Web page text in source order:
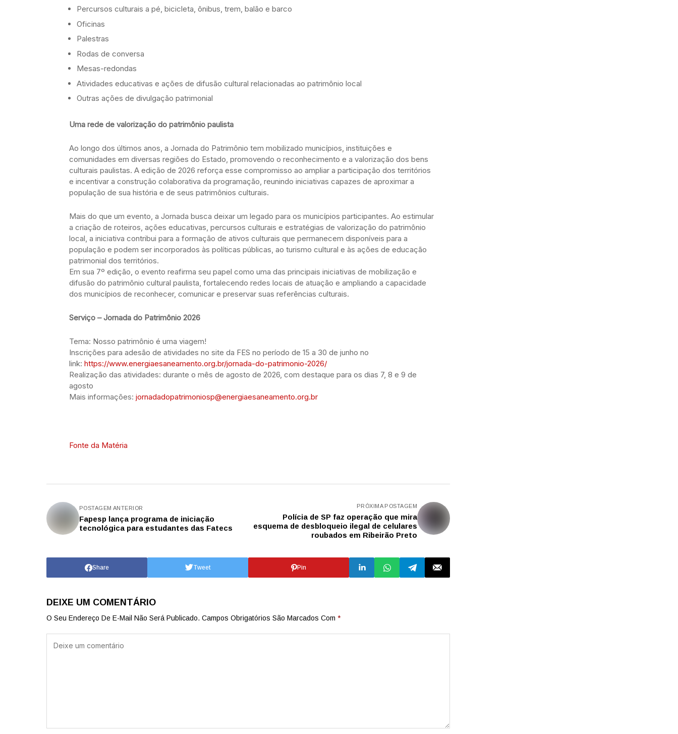
Percursos culturais a pé, bicicleta, ônibus, trem, balão e barco
Oficinas
Palestras
Rodas de conversa
Mesas-redondas
Atividades educativas e ações de difusão cultural relacionadas ao patrimônio local
Outras ações de divulgação patrimonial
Uma rede de valorização do patrimônio paulista
Ao longo dos últimos anos, a Jornada do Patrimônio tem mobilizado municípios, instituições e
comunidades em diversas regiões do Estado, promovendo o reconhecimento e a valorização dos bens
culturais paulistas. A edição de 2026 reforça esse compromisso ao ampliar a participação dos territórios
e incentivar a construção colaborativa da programação, reunindo iniciativas capazes de aproximar a
população de sua história e de seus patrimônios culturais.
Mais do que um evento, a Jornada busca deixar um legado para os municípios participantes. Ao estimular
a criação de roteiros, ações educativas, percursos culturais e estratégias de valorização do patrimônio
local, a iniciativa contribui para a formação de ativos culturais que permanecem disponíveis para a
população e podem ser incorporados às políticas públicas, ao turismo cultural e às ações de educação
patrimonial dos territórios.
Em sua 7º edição, o evento reafirma seu papel como uma das principais iniciativas de mobilização e
difusão do patrimônio cultural paulista, fortalecendo redes locais de atuação e ampliando a capacidade
dos municípios de reconhecer, comunicar e preservar suas referências culturais.
Serviço – Jornada do Patrimônio 2026
Tema: Nosso patrimônio é uma viagem!
Inscrições para adesão de atividades no site da FES no período de 15 a 30 de junho no
link: https://www.energiaesaneamento.org.br/jornada-do-patrimonio-2026/
Realização das atividades: durante o mês de agosto de 2026, com destaque para os dias 7, 8 e 9 de
agosto
Mais informações: jornadadopatrimoniosp@energiaesaneamento.org.br
Fonte da Matéria
POSTAGEM ANTERIOR
Fapesp lança programa de iniciação
tecnológica para estudantes das Fatecs
PRÓXIMA POSTAGEM
Polícia de SP faz operação que mira
esquema de desbloqueio ilegal de celulares
roubados em Ribeirão Preto
Share Tweet Pin
DEIXE UM COMENTÁRIO
O Seu Endereço De E-Mail Não Será Publicado. Campos Obrigatórios São Marcados Com *